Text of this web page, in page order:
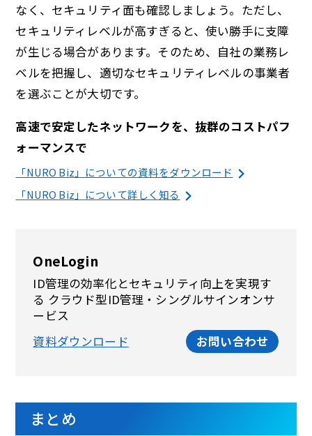
なく、セキュリティ面も確認しましょう。ただし、
セキュリティレベルが高すぎると、使い勝手に支障
が生じる場合があります。そのため、自社の業務レ
ベルを把握し、適切なセキュリティレベルの事業者
を選ぶことが大切です。
高速で安定したネットワークを、抜群のコストパフ
ォーマンスで
「NURO Biz」についての資料をダウンロード
「NURO Biz」について詳しく知る
OneLogin
ID管理の効率化とセキュリティ向上を実現す
る クラウド型ID管理・シングルサインオンサ
ービス
資料ダウンロード
お問い合わせ
まとめ